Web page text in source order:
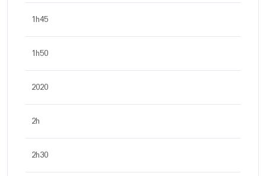
1h45
1h50
2020
2h
2h30